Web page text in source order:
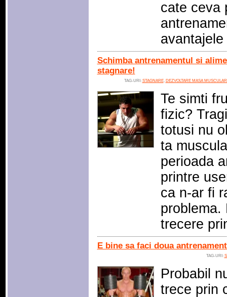
cate ceva
Schimba antrenamentul si
stagnare!
TAG-URI: STAGNARE, DEZVOLTARE MASA
Te simti
fizic?
totusi nu
ta
perioada
printre
ca n-ar fi
problema.
trecere
E bine sa faci doua
TAG-URI:
Probabil
trece prin